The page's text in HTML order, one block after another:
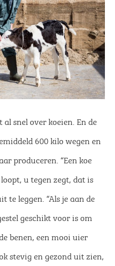
snel over koeien. En de
600 kilo wegen en
produceren. “Een koe
u tegen zegt, dat is
te leggen. “Als je aan de
geschikt voor is om
benen, een mooi uier
stevig en gezond uit zien,